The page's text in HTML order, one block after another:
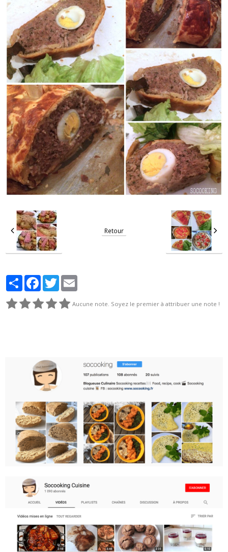
Retour
PartagerFacebook
Twitter
Aucune note. Soyez le premier à attribuer une note !